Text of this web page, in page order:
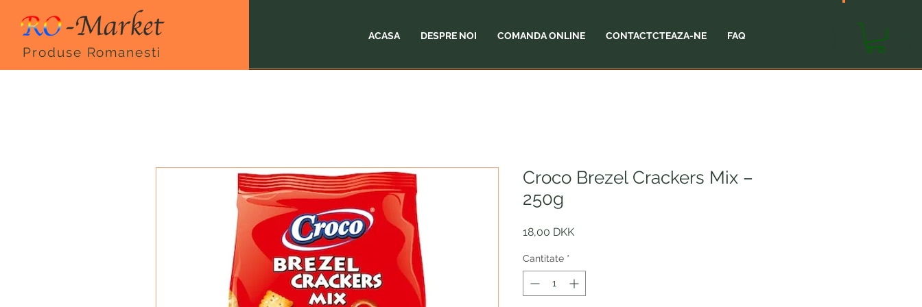
Produse Romanesti
ACASA DESPRE NOI COMANDA ONLINE CONTACTCTEAZA-NE FAQ
Croco Brezel Crackers Mix –
250g
18,00 DKKPreț
Cantitate *